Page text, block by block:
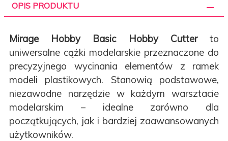
OPIS PRODUKTU
Mirage Hobby Basic Hobby Cutterto
uniwersalne cążki modelarskie przeznaczone do
precyzyjnego wycinania elementów z ramek
modeli plastikowych. Stanowią podstawowe,
niezawodne narzędzie w każdym warsztacie
modelarskim – idealne zarówno dla
początkujących, jak i bardziej zaawansowanych
użytkowników.